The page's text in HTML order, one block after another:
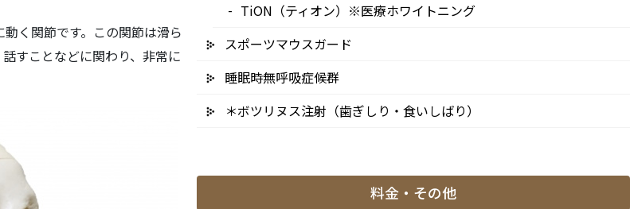
く関節です。この関節は滑らかな動きを可能に
すことなどに関わり、非常に重要な機能を果た
CT活用の精密な診査・診断
iTero Lumina（アイテロ ルミナ）
保険治療でもマイクロスコープを使用
TiON（ティオン）※医療ホワイトニング
スポーツマウスガード
睡眠時無呼吸症候群
＊ボツリヌス注射（歯ぎしり・食いしばり）
料金・その他